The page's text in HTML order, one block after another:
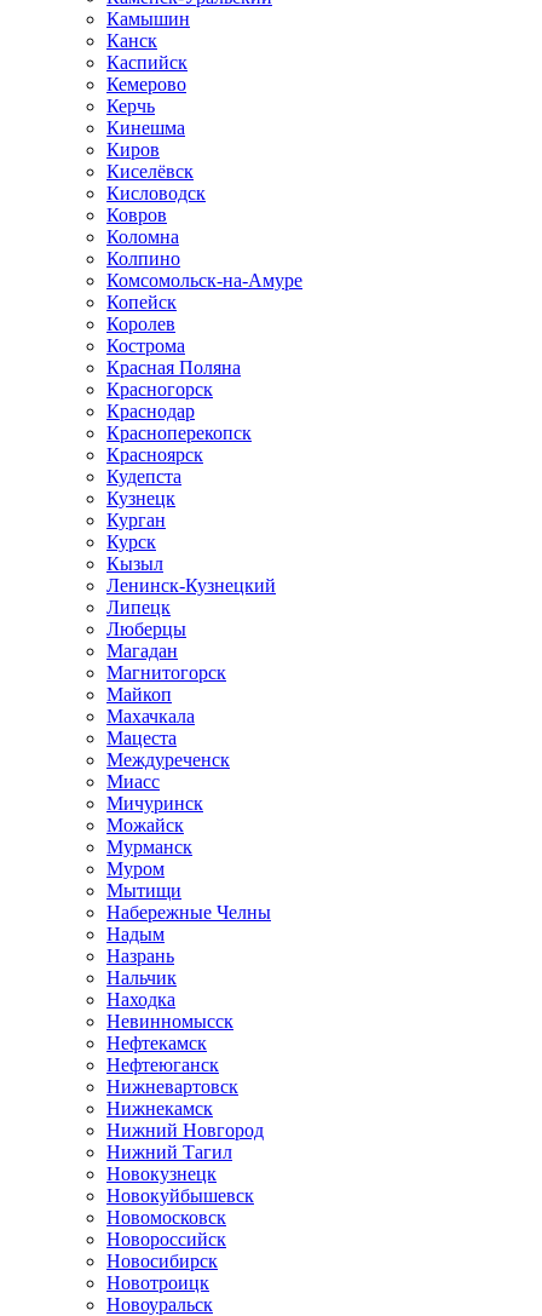
Камышин
Канск
Каспийск
Кемерово
Керчь
Кинешма
Киров
Киселёвск
Кисловодск
Ковров
Коломна
Колпино
Комсомольск-на-Амуре
Копейск
Королев
Кострома
Красная Поляна
Красногорск
Краснодар
Красноперекопск
Красноярск
Кудепста
Кузнецк
Курган
Курск
Кызыл
Ленинск-Кузнецкий
Липецк
Люберцы
Магадан
Магнитогорск
Майкоп
Махачкала
Мацеста
Междуреченск
Миасс
Мичуринск
Можайск
Мурманск
Муром
Мытищи
Набережные Челны
Надым
Назрань
Нальчик
Находка
Невинномысск
Нефтекамск
Нефтеюганск
Нижневартовск
Нижнекамск
Нижний Новгород
Нижний Тагил
Новокузнецк
Новокуйбышевск
Новомосковск
Новороссийск
Новосибирск
Новотроицк
Новоуральск